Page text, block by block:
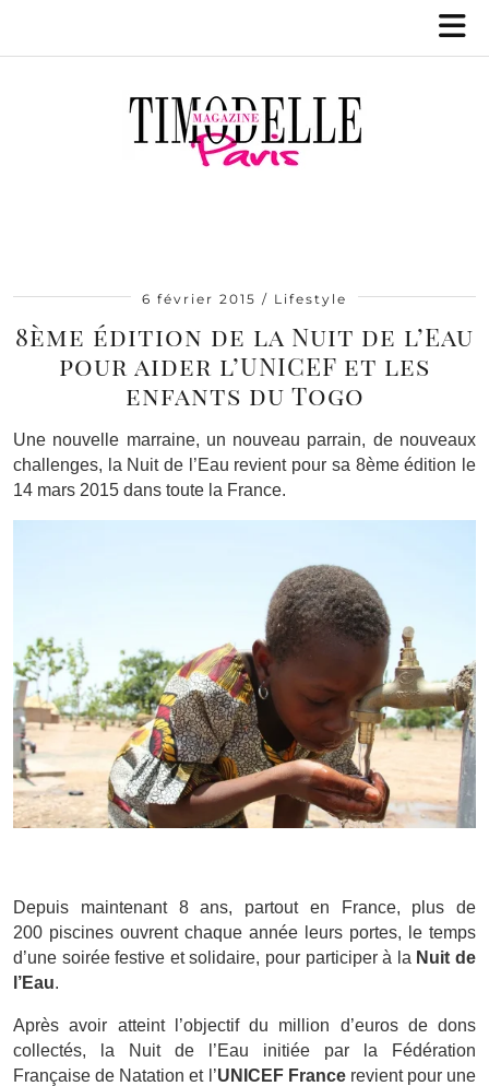
6 février 2015 Lifestyle
8ème édition de la Nuit de l’Eau
pour aider l’UNICEF et les
enfants du Togo
Une nouvelle marraine, un nouveau parrain, de nouveaux
challenges, la Nuit de l’Eau revient pour sa 8ème édition le
14 mars 2015 dans toute la France.
Depuis maintenant 8 ans, partout en France, plus de
200 piscines ouvrent chaque année leurs portes, le temps
d’une soirée festive et solidaire, pour participer à la Nuit de
l’Eau.
Après avoir atteint l’objectif du million d’euros de dons
collectés, la Nuit de l’Eau initiée par la Fédération
Française de Natation et l’UNICEF Francerevient pour une